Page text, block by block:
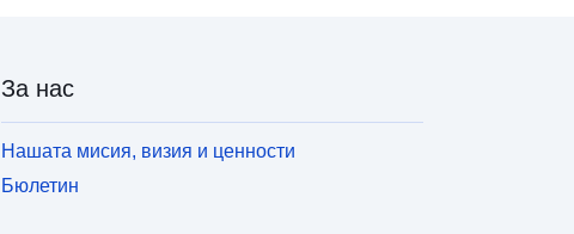
За нас
Нашата мисия, визия и ценности
Бюлетин